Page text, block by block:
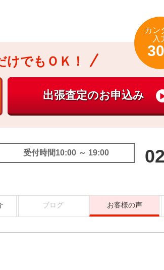
けでもＯＫ！
カン
入
30
受付時間10:00 ～ 19:00
ブログ お客様の声